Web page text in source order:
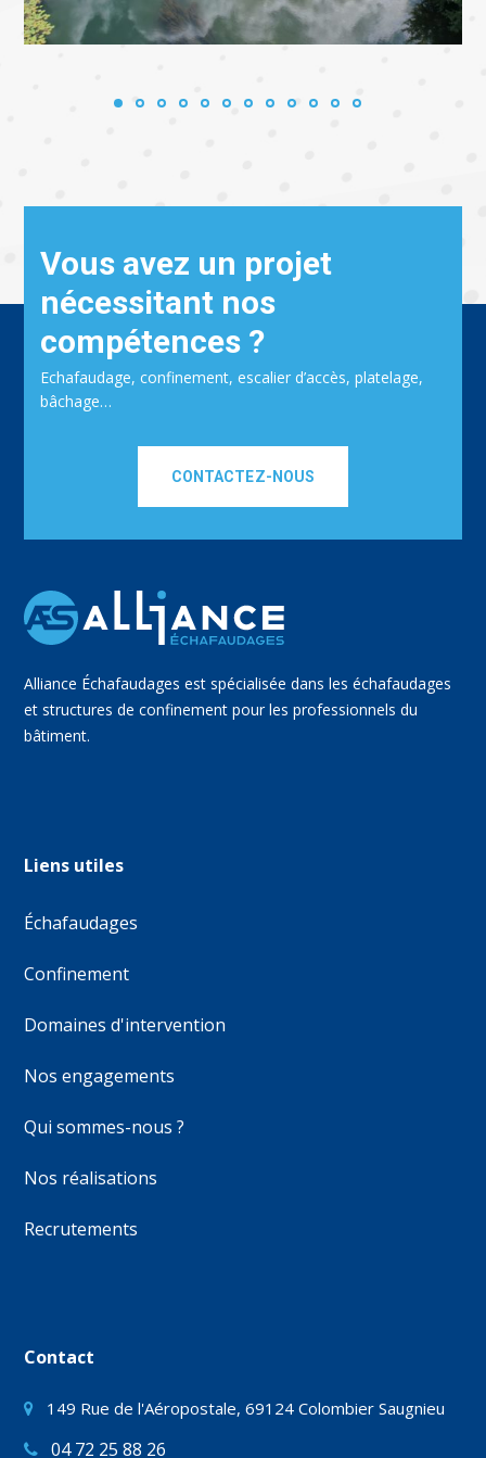
Vous avez un projet
nécessitant nos
compétences ?
Echafaudage, confinement, escalier d’accès, platelage,
bâchage…
CONTACTEZ-NOUS
Alliance Échafaudages est spécialisée dans les échafaudages
et structures de confinement pour les professionnels du
bâtiment.
Liens utiles
Échafaudages
Confinement
Domaines d'intervention
Nos engagements
Qui sommes-nous ?
Nos réalisations
Recrutements
Contact
149 Rue de l'Aéropostale, 69124 Colombier Saugnieu
04 72 25 88 26